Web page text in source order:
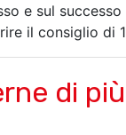
e sul
il consiglio di
di più